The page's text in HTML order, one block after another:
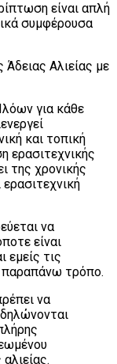
είναι απλή
συμφέρουσα
Αλιείας με
για κάθε
και τοπική
ερασιτεχνικής
της χρονικής
να
είναι
εμείς τις
παραπάνω τρόπο.
να